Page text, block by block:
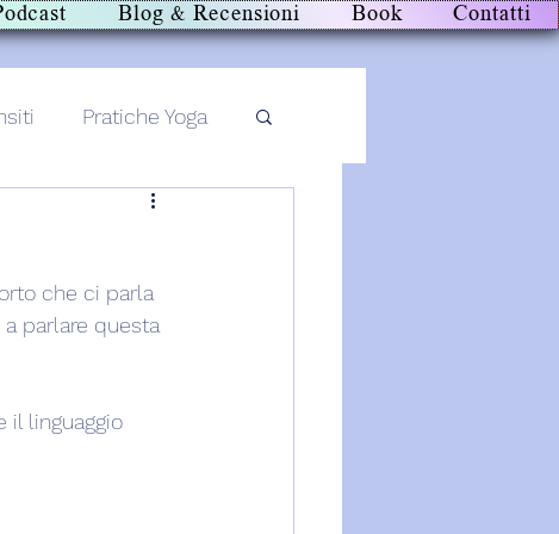
Blog & Recensioni Book Contatti
Pratiche Yoga
che ci parla
parlare questa
il linguaggio